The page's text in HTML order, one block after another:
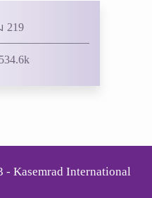
219
Kasemrad International